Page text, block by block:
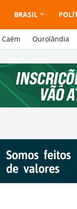
BRASIL
Caém Ourolândia